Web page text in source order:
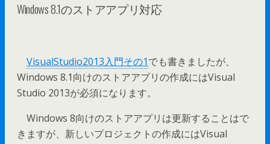
Windows 8.1のストアアプリ対応
VisualStudio2013入門その1でも書きましたが、
Windows 8.1向けのストアアプリの作成にはVisual
Studio 2013が必須になります。
Windows 8向けのストアアプリは更新することはで
きますが、新しいプロジェクトの作成にはVisual